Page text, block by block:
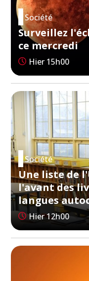
Société
Surveillez
ce mercredi
Hier 15h00
Société
Une liste de
l'avant des
langues
Hier 12h00